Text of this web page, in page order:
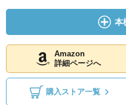
本
Amazon
詳細ページへ
購入ストア一覧